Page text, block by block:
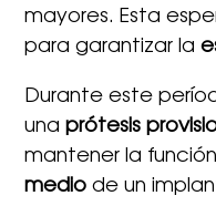
mayores. Esta
para garantizar la
Durante este
una prótesis
mantener la
medio de un